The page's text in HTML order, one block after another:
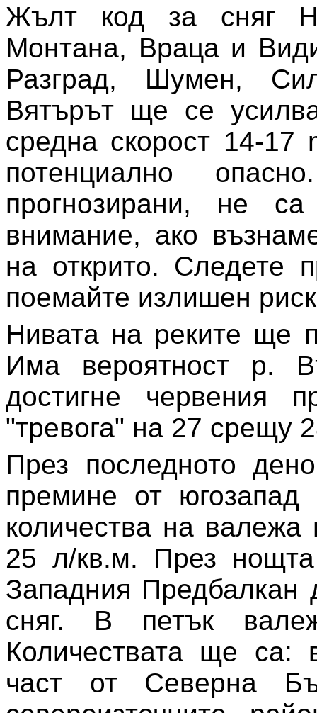
Жълт код за сняг
Монтана, Враца и
Разград, Шумен,
Вятърът ще се
средна скорост 14-
потенциално
прогнозирани, не
внимание, ако
на открито. Следете
поемайте излишен
Нивата на реките ще
Има вероятност р.
достигне червения
"тревога" на 27 срещу
През последното
премине от югозапад
количества на
25 л/кв.м. През
Западния
сняг. В петък
Количествата ще са:
част от Северна